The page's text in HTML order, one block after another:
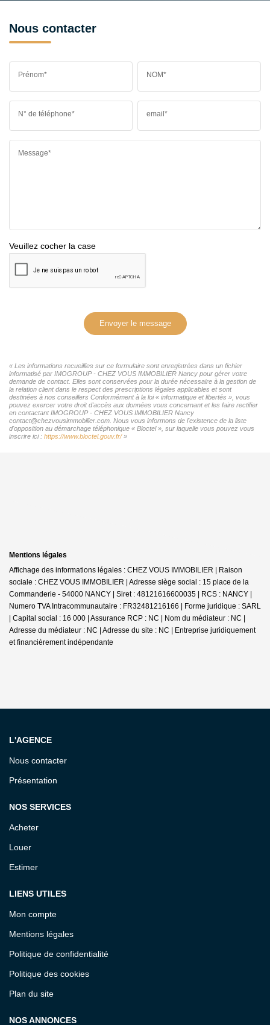
Nous contacter
Prénom* NOM*
N° de téléphone* email*
Message*
Veuillez cocher la case
Envoyer le message
« Les informations recueillies sur ce formulaire sont enregistrées dans un fichier
informatisé par IMOGROUP - CHEZ VOUS IMMOBILIER Nancy pour gérer votre
demande de contact. Elles sont conservées pour la durée nécessaire à la gestion de
la relation client dans le respect des prescriptions légales applicables et sont
destinées à nos conseillers Conformément à la loi « informatique et libertés », vous
pouvez exercer votre droit d'accès aux données vous concernant et les faire rectifier
en contactant IMOGROUP - CHEZ VOUS IMMOBILIER Nancy
contact@chezvousimmobilier.com. Nous vous informons de l'existence de la liste
d'opposition au démarchage téléphonique « Bloctel », sur laquelle vous pouvez vous
inscrire ici : https://www.bloctel.gouv.fr/»
Mentions légales
Affichage des informations légales : CHEZ VOUS IMMOBILIER | Raison
sociale : CHEZ VOUS IMMOBILIER | Adresse siège social : 15 place de la
Commanderie - 54000 NANCY | Siret : 48121616600035 | RCS : NANCY |
Numero TVA Intracommunautaire : FR32481216166 | Forme juridique : SARL
| Capital social : 16 000 | Assurance RCP : NC | Nom du médiateur : NC |
Adresse du médiateur : NC | Adresse du site : NC | Entreprise juridiquement
et financièrement indépendante
L'AGENCE
Nous contacter
Présentation
NOS SERVICES
Acheter
Louer
Estimer
LIENS UTILES
Mon compte
Mentions légales
Politique de confidentialité
Politique des cookies
Plan du site
NOS ANNONCES